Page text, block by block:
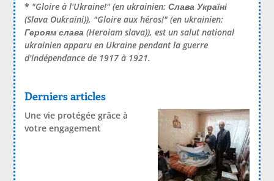
* "Gloire à l'Ukraine!" (en ukrainien:Слава Україні
(Slava Oukraïni)), "Gloire aux héros!" (en ukrainien:
Героям слава (Heroiam slava)), est un salut national
ukrainien apparu en Ukraine pendant la guerre
d'indépendance de 1917 à 1921.
Derniers articles
Une vie protégée grâce à
votre engagement